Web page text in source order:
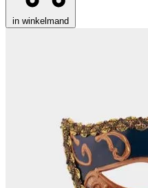
in winkelmand